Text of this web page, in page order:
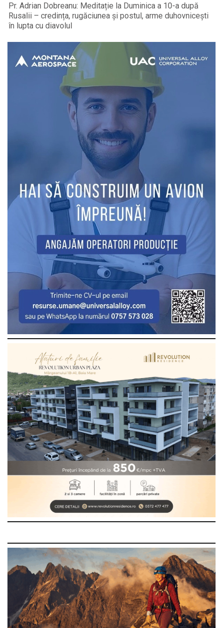
Pr. Adrian Dobreanu: Meditație la Duminica a 10-a după
Rusalii – credința, rugăciunea și postul, arme duhovnicești
în lupta cu diavolul